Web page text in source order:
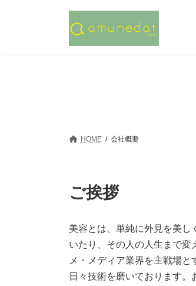
HOME 会社概要
ご挨拶
美容とは、単純に外見を美
いたり、その人の人生まで変
メ・メディア業界を主戦場と
日々技術を磨いております